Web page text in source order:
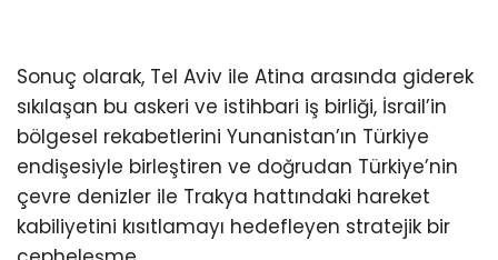
Sonuç olarak, Tel Aviv ile Atina arasında giderek
sıkılaşan bu askeri ve istihbari iş birliği, İsrail’in
bölgesel rekabetlerini Yunanistan’ın Türkiye
endişesiyle birleştiren ve doğrudan Türkiye’nin
çevre denizler ile Trakya hattındaki hareket
kabiliyetini kısıtlamayı hedefleyen stratejik bir